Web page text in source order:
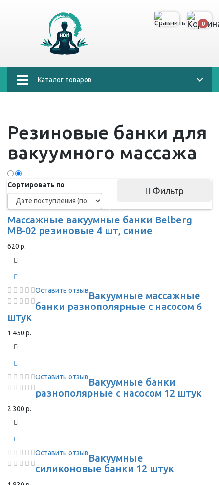
0
Каталог товаров
Резиновые банки для
вакуумного массажа
Сортировать по
Фильтр
Массажные вакуумные банки Belberg
MB-02 резиновые 4 шт, синие
620 р.
Оставить отзывВакуумные массажные
банки разнополярные с насосом 6
штук
1 450 р.
Оставить отзывВакуумные банки
разнополярные с насосом 12 штук
2 300 р.
Оставить отзывВакуумные
силиконовые банки 12 штук